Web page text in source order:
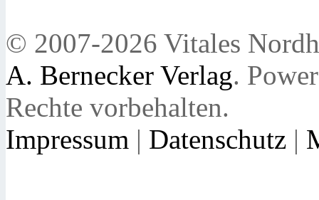
© 2007-2026 Vitales
A. Bernecker Verlag.
Rechte vorbehalten.
Impressum | Datenschutz |